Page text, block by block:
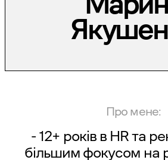
Про мене:
- 12+ років в HR та
більшим фокусом на